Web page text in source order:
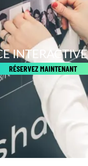
INTERACTIVE
RÉSERVEZ MAINTENANT